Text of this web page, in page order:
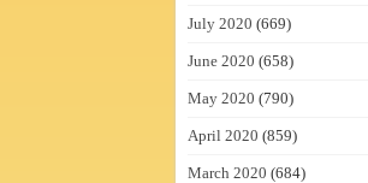
July 2020 (669)
June 2020 (658)
May 2020 (790)
April 2020 (859)
March 2020 (684)